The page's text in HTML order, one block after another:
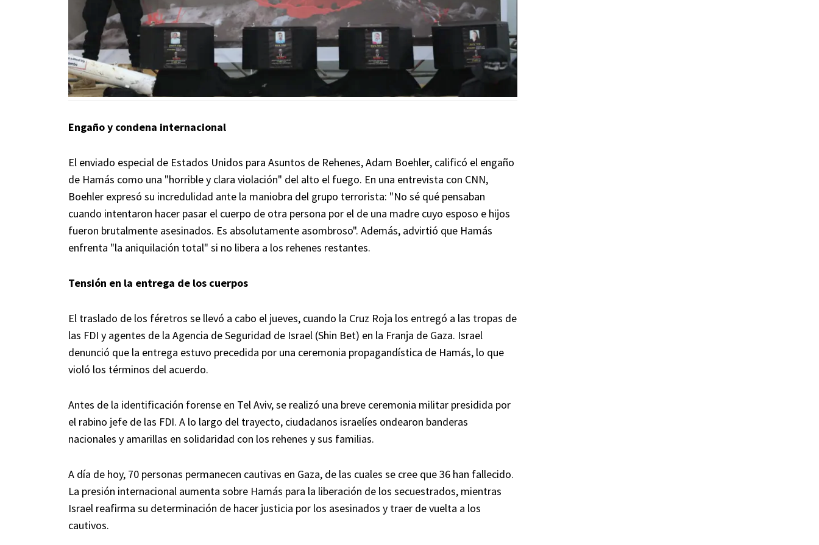
Engaño y condena internacional
El enviado especial de Estados Unidos para Asuntos de Rehenes, Adam Boehler, calificó el engaño
de Hamás como una "horrible y clara violación" del alto el fuego. En una entrevista con CNN,
Boehler expresó su incredulidad ante la maniobra del grupo terrorista: "No sé qué pensaban
cuando intentaron hacer pasar el cuerpo de otra persona por el de una madre cuyo esposo e hijos
fueron brutalmente asesinados. Es absolutamente asombroso". Además, advirtió que Hamás
enfrenta "la aniquilación total" si no libera a los rehenes restantes.
Tensión en la entrega de los cuerpos
El traslado de los féretros se llevó a cabo el jueves, cuando la Cruz Roja los entregó a las tropas de
las FDI y agentes de la Agencia de Seguridad de Israel (Shin Bet) en la Franja de Gaza. Israel
denunció que la entrega estuvo precedida por una ceremonia propagandística de Hamás, lo que
violó los términos del acuerdo.
Antes de la identificación forense en Tel Aviv, se realizó una breve ceremonia militar presidida por
el rabino jefe de las FDI. A lo largo del trayecto, ciudadanos israelíes ondearon banderas
nacionales y amarillas en solidaridad con los rehenes y sus familias.
A día de hoy, 70 personas permanecen cautivas en Gaza, de las cuales se cree que 36 han fallecido.
La presión internacional aumenta sobre Hamás para la liberación de los secuestrados, mientras
Israel reafirma su determinación de hacer justicia por los asesinados y traer de vuelta a los
cautivos.